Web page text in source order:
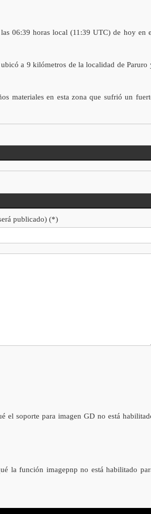
06:39 horas local (11:39 UTC) de hoy en
a 9 kilómetros de la localidad de Paruro
materiales en esta zona que sufrió un
publicado) (*)
el soporte para imagen GD no está
la función imagepnp no está habilitado